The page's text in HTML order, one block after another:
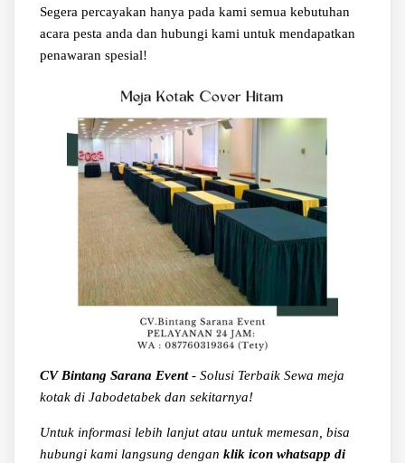
Segera percayakan hanya pada kami semua kebutuhan
acara pesta anda dan hubungi kami untuk mendapatkan
penawaran spesial!
CV Bintang Sarana Event- Solusi Terbaik Sewa meja
kotak di Jabodetabek dan sekitarnya!
Untuk informasi lebih lanjut atau untuk memesan, bisa
hubungi kami langsung dengan klik icon whatsapp di